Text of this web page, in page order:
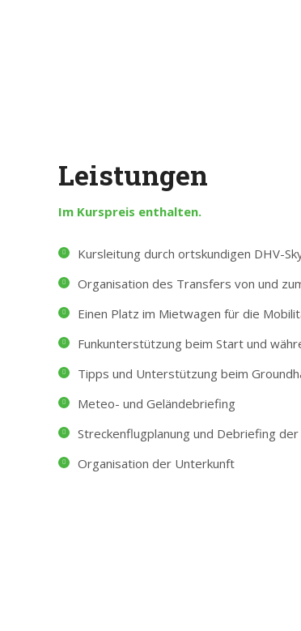
Leistungen
Im Kurspreis enthalten.
Kursleitung durch ortskundigen DHV-
Organisation des Transfers von und
Einen Platz im Mietwagen für die
Funkunterstützung beim Start und
Tipps und Unterstützung beim
Meteo- und Geländebriefing
Streckenflugplanung und Debriefing der
Organisation der Unterkunft